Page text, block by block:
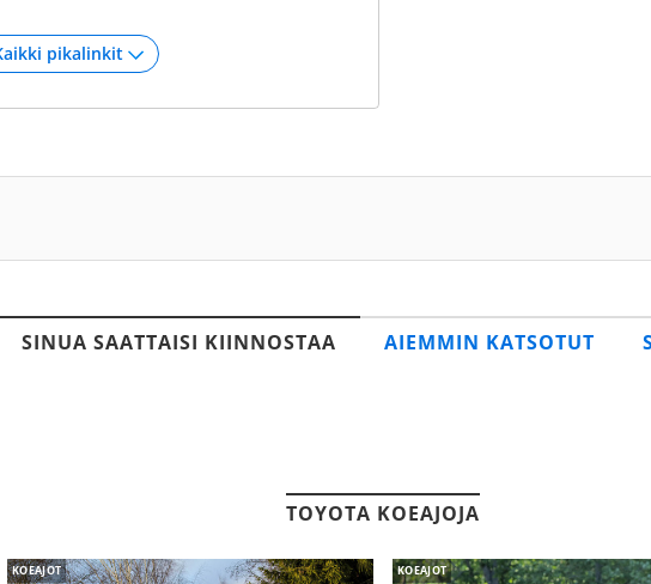
SINUA SAATTAISI KIINNOSTAA AIEMMIN KATSOTUT
TOYOTA KOEAJOJA
KOEAJOT KOEAJOT